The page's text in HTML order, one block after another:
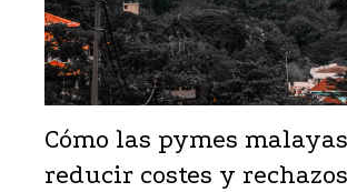
Cómo las pymes
reducir costes y